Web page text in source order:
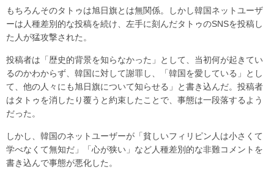
もちろんそのタトゥは旭日旗とは無関係。しかし韓国ネットユーザ
ーは人種差別的な投稿を続け、左手に刻んだタトゥのSNSを投稿し
た人が猛攻撃された。
投稿者は「歴史的背景を知らなかった」として、当初何が起きてい
るのかわからず、韓国に対して謝罪し、「韓国を愛している」とし
て、他の人々にも旭日旗について知らせる」と書き込んだ。投稿者
はタトゥを消したり覆うと約束したことで、事態は一段落するよう
だった。
しかし、韓国のネットユーザーが「貧しいフィリピン人は小さくて
学べなくて無知だ」「心が狭い」など人種差別的な非難コメントを
書き込んで事態が悪化した。